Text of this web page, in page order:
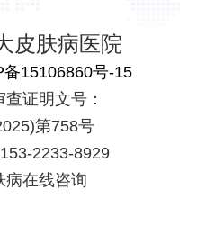
皮肤病医院
备15106860号-15
证明文号：
第758号
2233-8929
病在线咨询